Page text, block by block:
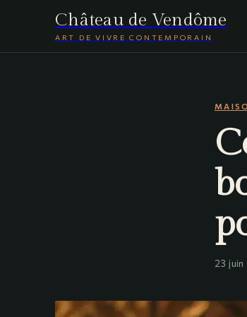
Château de Vendôme
ART DE VIVRE CONTEMPORAIN
23